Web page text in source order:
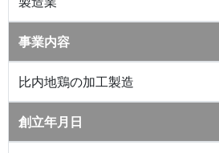
事業内容
比内地鶏の加工製造
創立年月日